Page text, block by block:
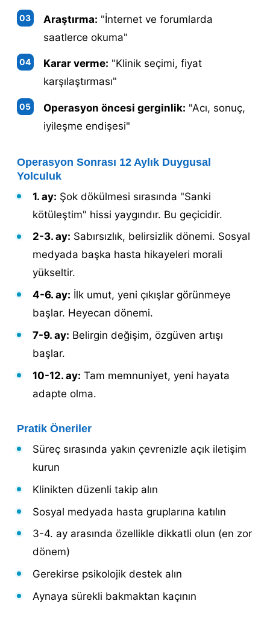
Araştırma: "İnternet ve forumlarda
saatlerce okuma"
Karar verme: "Klinik seçimi, fiyat
karşılaştırması"
Operasyon öncesi gerginlik: "Acı, sonuç,
iyileşme endişesi"
Operasyon Sonrası 12 Aylık Duygusal
Yolculuk
1. ay: Şok dökülmesi sırasında "Sanki
kötüleştim" hissi yaygındır. Bu geçicidir.
2-3. ay: Sabırsızlık, belirsizlik dönemi. Sosyal
medyada başka hasta hikayeleri morali
yükseltir.
4-6. ay: İlk umut, yeni çıkışlar görünmeye
başlar. Heyecan dönemi.
7-9. ay: Belirgin değişim, özgüven artışı
başlar.
10-12. ay: Tam memnuniyet, yeni hayata
adapte olma.
Pratik Öneriler
Süreç sırasında yakın çevrenizle açık iletişim
kurun
Klinikten düzenli takip alın
Sosyal medyada hasta gruplarına katılın
3-4. ay arasında özellikle dikkatli olun (en zor
dönem)
Gerekirse psikolojik destek alın
Aynaya sürekli bakmaktan kaçının